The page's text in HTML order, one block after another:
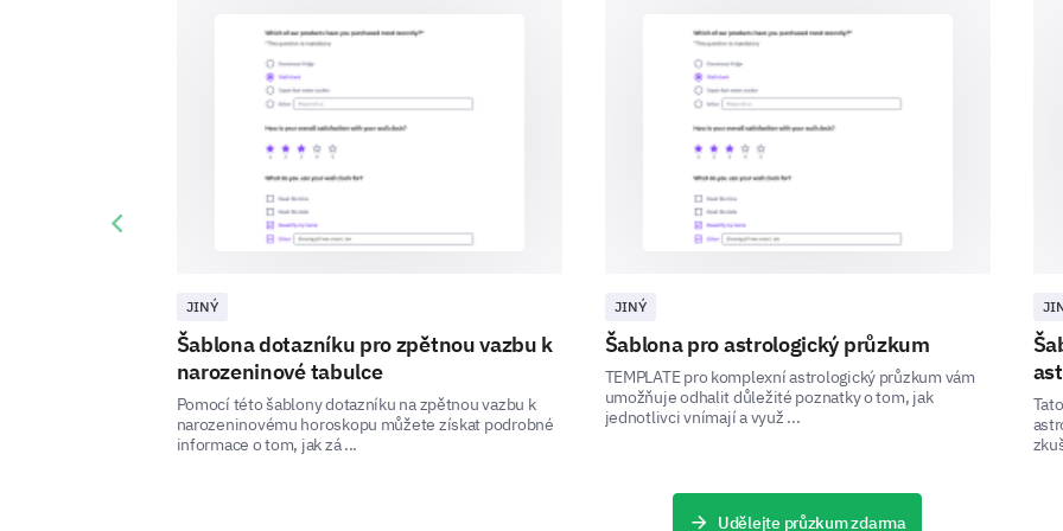
Looking Forward: Enhancements and
We are constantly working to improve our
If one improvement could be made to our
Better teaching methods
More variety of activities
More social interaction
JINÝ
Šablona dotazníku pro zpětnou vazbu k
narozeninové tabulce
Pomocí této šablony dotazníku na zpětnou vazbu k
narozeninovému horoskopu můžete získat podrobné
informace o tom, jak zá ...
JINÝ
Šablona pro astrologický průzkum
TEMPLATE pro komplexní astrologický průzkum vám
umožňuje odhalit důležité poznatky o tom, jak
jednotlivci vnímají a využ ...
Previous slide
Udělejte průzkum zdarma